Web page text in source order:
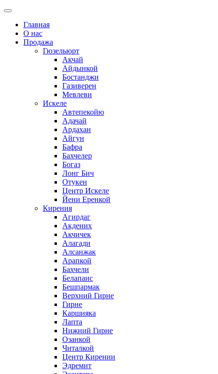
Главная
О нас
Продажа
Гюзельюрт
Акчай
Айдынкой
Бостанджи
Газиверен
Мевлеви
Искеле
Автепекойю
Адачай
Ардахан
Айгун
Бафра
Бахчелер
Богаз
Лонг Бич
Отукен
Центр Искеле
Йени Еренкой
Кирения
Агирдаг
Акдених
Акчичек
Алагади
Алсанжак
Арапкой
Бахчели
Белапаис
Бешпармак
Верхний Гирне
Гирне
Каршияка
Лапта
Нижний Гирне
Озанкой
Читалкой
Центр Кирении
Эдремит